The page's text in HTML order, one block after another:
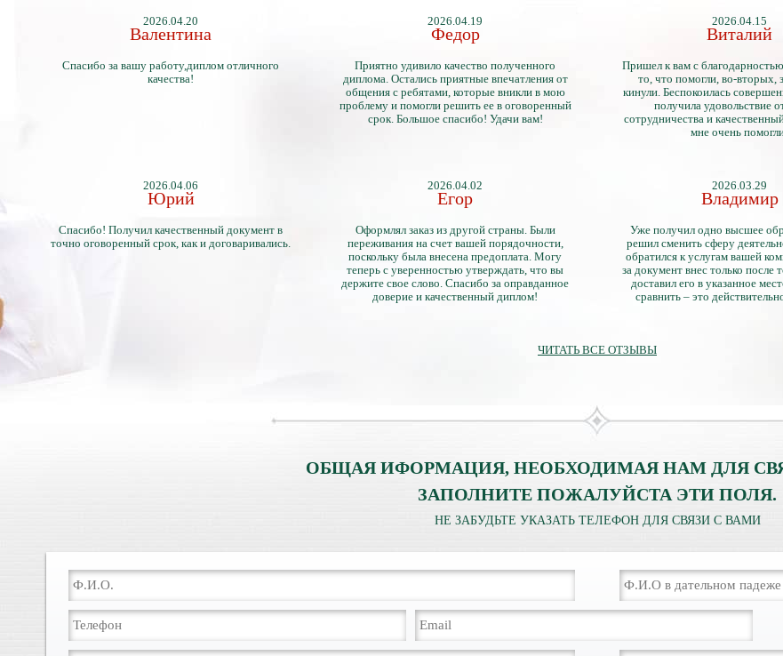
2026.04.20
Валентина
Спасибо за вашу работу,диплом отличного
качества!
2026.04.19
Федор
Приятно удивило качество полученного
диплома. Остались приятные впечатления от
общения с ребятами, которые вникли в мою
проблему и помогли решить ее в оговоренный
срок. Большое спасибо! Удачи вам!
2026.04.15
Виталий
Пришел к вам с
то, что помогли, во-вторых,
кинули. Беспокоилась
получила удовольствие
сотрудничества и
мне очень
2026.04.06
Юрий
Спасибо! Получил качественный документ в
точно оговоренный срок, как и договаривались.
2026.04.02
Егор
Оформлял заказ из другой страны. Были
переживания на счет вашей порядочности,
поскольку была внесена предоплата. Могу
теперь с уверенностью утверждать, что вы
держите свое слово. Спасибо за оправданное
доверие и качественный диплом!
2026.03.29
Владимир
Уже получил одно высшее
решил сменить сферу
обратился к услугам вашей
за документ внес только после
доставил его в указанное
сравнить – это
ЧИТАТЬ ВСЕ ОТЗЫВЫ
ОБЩАЯ ИФОРМАЦИЯ, НЕОБХОДИМАЯ НАМ ДЛЯ
ЗАПОЛНИТЕ ПОЖАЛУЙСТА ЭТИ ПОЛЯ.
НЕ ЗАБУДЬТЕ УКАЗАТЬ ТЕЛЕФОН ДЛЯ СВЯЗИ С ВАМИ